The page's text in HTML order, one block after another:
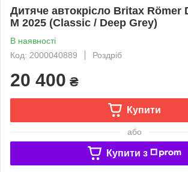
Дитяче автокрісло Britax Römer
M 2025 (Classic / Deep Grey)
В наявності
Код: 2000040889
Роздріб
20 400 ₴
Купити
або
Купити з